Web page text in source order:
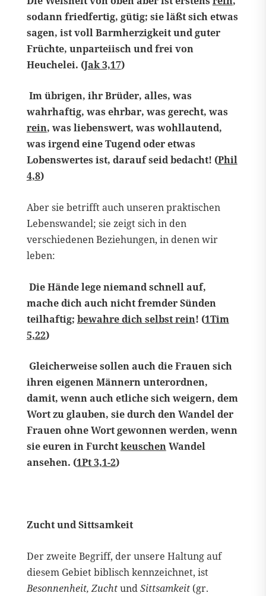
sodann friedfertig, gütig; sie läßt sich etwas
sagen, ist voll Barmherzigkeit und guter
Früchte, unparteiisch und frei von
Heuchelei. (Jak 3,17)
Im übrigen, ihr Brüder, alles, was
wahrhaftig, was ehrbar, was gerecht, was
rein, was liebenswert, was wohllautend,
was irgend eine Tugend oder etwas
Lobenswertes ist, darauf seid bedacht! (Phil
4,8)
Aber sie betrifft auch unseren praktischen
Lebenswandel; sie zeigt sich in den
verschiedenen Beziehungen, in denen wir
leben:
Die Hände lege niemand schnell auf,
mache dich auch nicht fremder Sünden
teilhaftig; bewahre dich selbst rein! (1Tim
5,22)
Gleicherweise sollen auch die Frauen sich
ihren eigenen Männern unterordnen,
damit, wenn auch etliche sich weigern, dem
Wort zu glauben, sie durch den Wandel der
Frauen ohne Wort gewonnen werden, wenn
sie euren in FurchtkeuschenWandel
ansehen. (1Pt 3,1-2)
Zucht und Sittsamkeit
Der zweite Begriff, der unsere Haltung auf
diesem Gebiet biblisch kennzeichnet, ist
Besonnenheit, ZuchtundSittsamkeit(gr.